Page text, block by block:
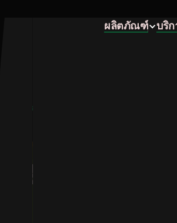
ผลิตภัณฑ์
บริก
to Power Cross-Selling and
Orchestration & Data Integration
Brand:
and